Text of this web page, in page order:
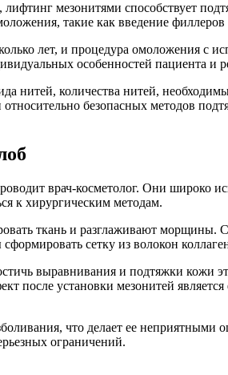
мезонитями способствует
такие как введение
лет, и процедура омоложения с
особенностей пациента и
нитей, количества нитей,
безопасных методов
врач-косметолог. Они широко
к хирургическим методам.
ткань и разглаживают морщины.
сетку из волокон
выравнивания и подтяжки кожи
после установки мезонитей
что делает ее
ограничений.